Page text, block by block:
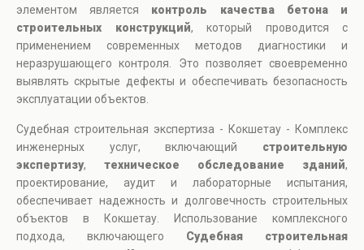
элементом является контроль качества бетона и
строительных конструкций, который проводится с
применением современных методов диагностики и
неразрушающего контроля. Это позволяет своевременно
выявлять скрытые дефекты и обеспечивать безопасность
эксплуатации объектов.
Судебная строительная экспертиза - Кокшетау - Комплекс
инженерных услуг, включающий строительную
экспертизу, техническое обследование зданий,
проектирование, аудит и лабораторные испытания,
обеспечивает надежность и долговечность строительных
объектов в Кокшетау. Использование комплексного
подхода, включающего Судебная строительная